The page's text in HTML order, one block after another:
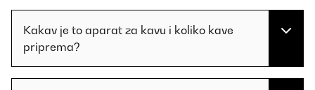
Kakav je to aparat za kavu i koliko kave
priprema?